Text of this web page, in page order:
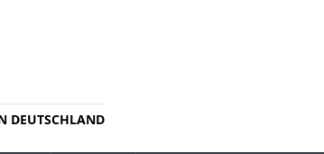
DEUTSCHLAND